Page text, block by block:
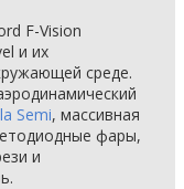
F-Vision
и их
среде.
Semi, массивная
фары,
и